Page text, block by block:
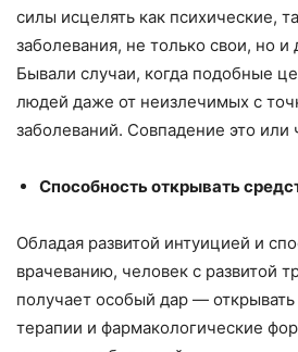
силы исцелять как психические,
заболевания, не только свои, но и
Бывали случаи, когда подобные
людей даже от неизлечимых с
заболеваний. Совпадение это или
Способность открывать
Обладая развитой интуицией и
врачеванию, человек с развитой
получает особый дар —
терапии и фармакологические